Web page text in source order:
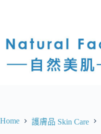
Home 護膚品 Skin Care